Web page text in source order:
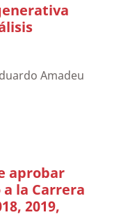
Amadeu
aprobar
la Carrera
2019,